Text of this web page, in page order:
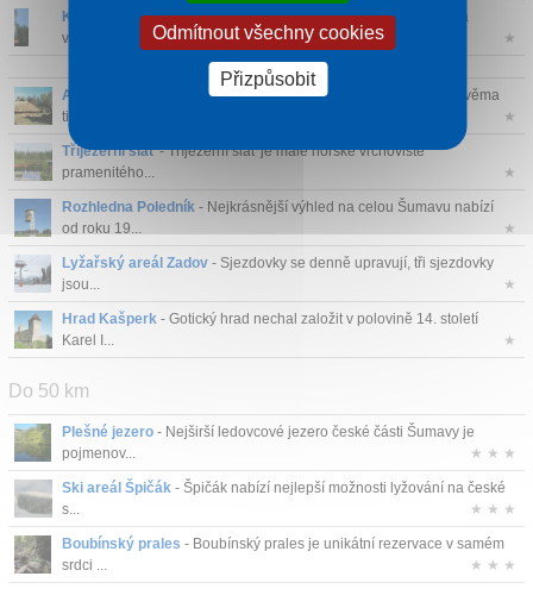
Klostermannova rozhledna- Tato kamenná rozhledna byla na
vrcholu Javorník...
★
Archeopark Prášily
- Chcete vědět, jak se žilo v Česku před dvěma
tisíci ...
★
Tříjezerní slať- Tříjezerní slať je malé horské vrchoviště
pramenitého...
★
Rozhledna Poledník - Nejkrásnější výhled na celou Šumavu nabízí
od roku 19...
★
Lyžařský areál Zadov - Sjezdovky se denně upravují, tři sjezdovky
jsou...
★
Hrad Kašperk - Gotický hrad nechal založit v polovině 14. století
Karel I...
★
Do 50 km
Plešné jezero - Nejširší ledovcové jezero české části Šumavy je
pojmenov...
★ ★ ★
Ski areál Špičák - Špičák nabízí nejlepší možnosti lyžování na české
s...
★ ★ ★
Boubínský prales - Boubínský prales je unikátní rezervace v samém
srdci ...
★ ★ ★
Odmítnout všechny cookies
Přizpůsobit